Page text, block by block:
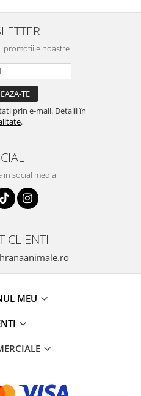
promotiile noastre
prin e-mail. Detalii în
.
in social media
CLIENTI
MEU